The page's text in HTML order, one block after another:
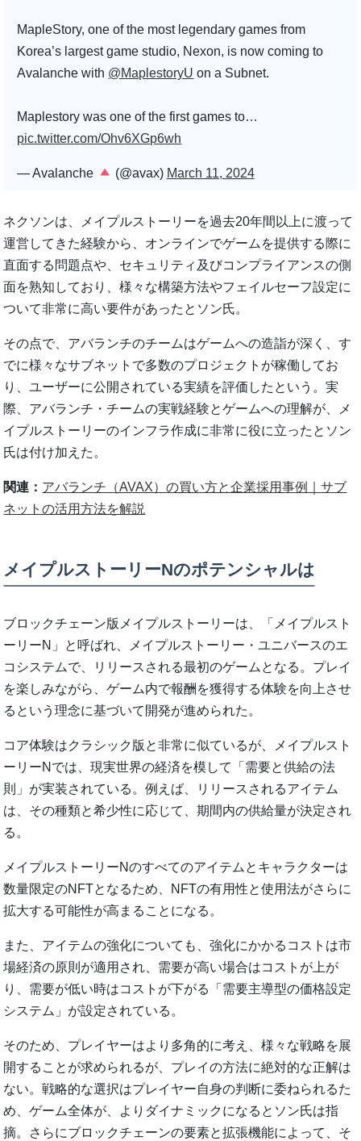
MapleStory, one of the most legendary games from
Korea’s largest game studio, Nexon, is now coming to
Avalanche with @MaplestoryU on a Subnet.
Maplestory was one of the first games to…
pic.twitter.com/Ohv6XGp6wh
— Avalanche (@avax) March 11, 2024
ネクソンは、メイプルストーリーを過去20年間以上に渡って
運営してきた経験から、オンラインでゲームを提供する際に
直面する問題点や、セキュリティ及びコンプライアンスの側
面を熟知しており、様々な構築方法やフェイルセーフ設定に
ついて非常に高い要件があったとソン氏。
その点で、アバランチのチームはゲームへの造詣が深く、す
でに様々なサブネットで多数のプロジェクトが稼働してお
り、ユーザーに公開されている実績を評価したという。実
際、アバランチ・チームの実戦経験とゲームへの理解が、メ
イプルストーリーのインフラ作成に非常に役に立ったとソン
氏は付け加えた。
関連： アバランチ（AVAX）の買い方と企業採用事例｜サブ
ネットの活用方法を解説
メイプルストーリーNのポテンシャルは
ブロックチェーン版メイプルストーリーは、「メイプルスト
ーリーN」と呼ばれ、メイプルストーリー・ユニバースのエ
コシステムで、リリースされる最初のゲームとなる。プレイ
を楽しみながら、ゲーム内で報酬を獲得する体験を向上させ
るという理念に基づいて開発が進められた。
コア体験はクラシック版と非常に似ているが、メイプルスト
ーリーNでは、現実世界の経済を模して「需要と供給の法
則」が実装されている。例えば、リリースされるアイテム
は、その種類と希少性に応じて、期間内の供給量が決定され
る。
メイプルストーリーNのすべてのアイテムとキャラクターは
数量限定のNFTとなるため、NFTの有用性と使用法がさらに
拡大する可能性が高まることになる。
また、アイテムの強化についても、強化にかかるコストは市
場経済の原則が適用され、需要が高い場合はコストが上が
り、需要が低い時はコストが下がる「需要主導型の価格設定
システム」が設定されている。
そのため、プレイヤーはより多角的に考え、様々な戦略を展
開することが求められるが、プレイの方法に絶対的な正解は
ない。戦略的な選択はプレイヤー自身の判断に委ねられるた
め、ゲーム全体が、よりダイナミックになるとソン氏は指
摘。さらにブロックチェーンの要素と拡張機能によって、そ